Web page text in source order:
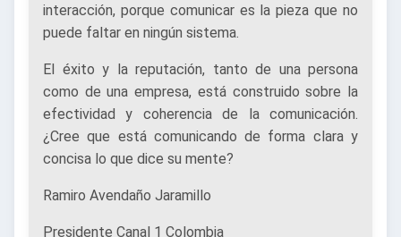
interacción, porque comunicar es la pieza que no
puede faltar en ningún sistema.
El éxito y la reputación, tanto de una persona
como de una empresa, está construido sobre la
efectividad y coherencia de la comunicación.
¿Cree que está comunicando de forma clara y
concisa lo que dice su mente?
Ramiro Avendaño Jaramillo
Presidente Canal 1 Colombia